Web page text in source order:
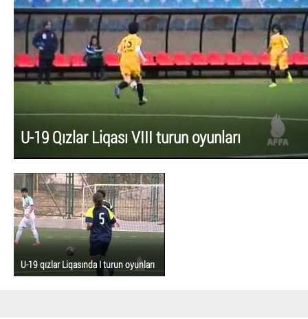
U-19 Qızlar Liqası VIII turun oyunları
U-19 qızlar Liqasında I turun oyunları